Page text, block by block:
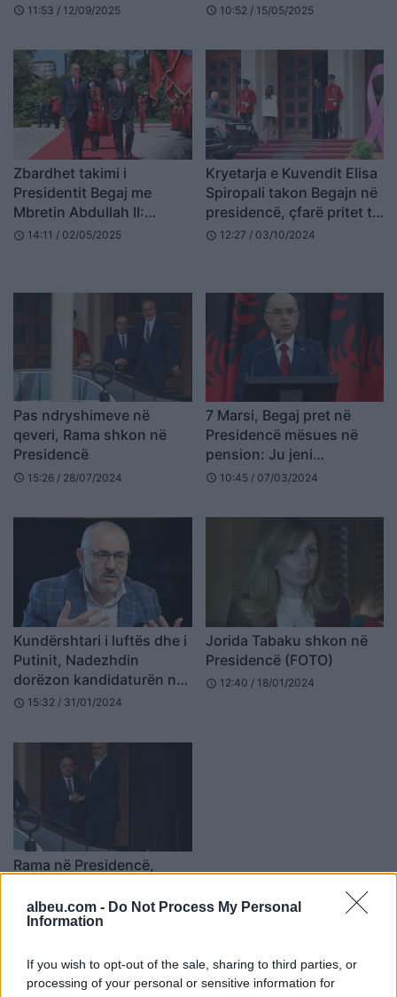
albeu.com - Do Not Process My Personal
Information
If you wish to opt-out of the sale, sharing to third parties, or
processing of your personal or sensitive information for
schedule 11:53 / 12/09/2025
stabilitetin në Ballkan dhe
schedule 10:52 / 15/05/2025
Zbardhet takimi i
Presidentit Begaj me
Mbretin Abdullah II:
Shqipëri-Jordani, vullnet
schedule 14:11 / 02/05/2025
Kryetarja e Kuvendit Elisa
Spiropali takon Begajn në
presidencë, çfarë pritet të
ndodhë
schedule 12:27 / 03/10/2024
Pas ndryshimeve në
qeveri, Rama shkon në
Presidencë
schedule 15:26 / 28/07/2024
7 Marsi, Begaj pret në
Presidencë mësues në
pension: Ju jeni
trashëgimi e çmuar që
të tërë
schedule 10:45 / 07/03/2024
Kundërshtari i luftës dhe i
Putinit, Nadezhdin
dorëzon kandidaturën në
garë për president në Rusi
schedule 15:32 / 31/01/2024
Jorida Tabaku shkon në
Presidencë (FOTO)
schedule 12:40 / 18/01/2024
Rama në Presidencë,
08:42 / 17/03/2023